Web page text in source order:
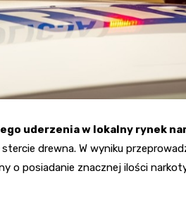
uderzenia w lokalny rynek
drewna. W wyniku
o posiadanie znacznej ilości